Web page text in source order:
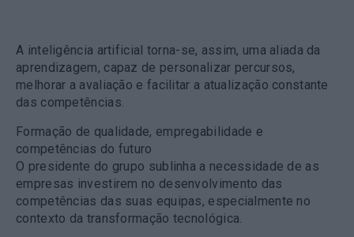
A inteligência artificial torna-se, assim, uma aliada da
aprendizagem, capaz de personalizar percursos,
melhorar a avaliação e facilitar a atualização constante
das competências.
Formação de qualidade, empregabilidade e
competências do futuro
O presidente do grupo sublinha a necessidade de as
empresas investirem no desenvolvimento das
competências das suas equipas, especialmente no
contexto da transformação tecnológica.